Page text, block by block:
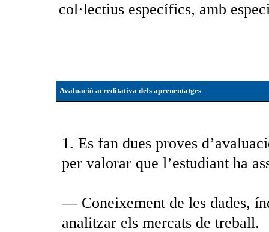
col·lectius específics, amb
Avaluació acreditativa dels aprenentatges
1. Es fan dues proves
per valorar que l’estudiant ha
— Coneixement de les dades,
analitzar els mercats de treball.